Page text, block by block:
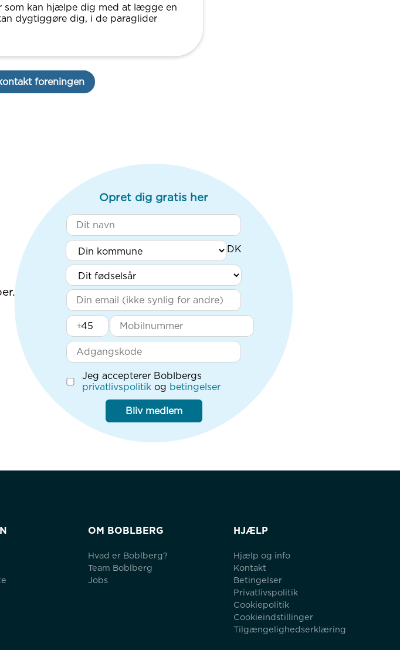
som kan hjælpe dig med at lægge en
dygtiggøre dig, i de paraglider
foreningen
Opret dig gratis her
+
Jeg accepterer Boblbergs
privatlivspolitik og betingelser
Bliv medlem
OM BOBLBERG
Hvad er Boblberg?
Team Boblberg
Jobs
HJÆLP
Hjælp og info
Kontakt
Betingelser
Privatlivspolitik
Cookiepolitik
Cookieindstillinger
Tilgængelighedserklæring